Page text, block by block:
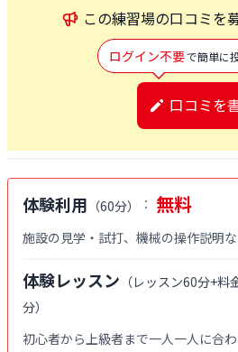
この練習場の口コミを
ログイン不要で簡単に
口コミを
体験利用 （60分） ： 無料
施設の見学・試打、機械の操作説明な
体験レッスン （レッスン60分+料
分）
初心者から上級者まで一人一人に合